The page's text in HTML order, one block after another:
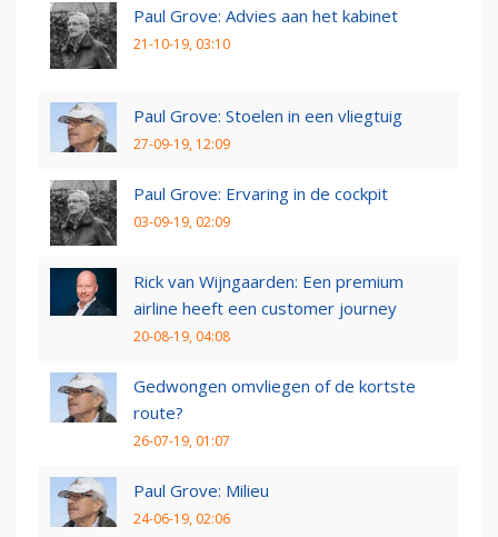
Paul Grove: Advies aan het kabinet
21-10-19, 03:10
Paul Grove: Stoelen in een vliegtuig
27-09-19, 12:09
Paul Grove: Ervaring in de cockpit
03-09-19, 02:09
Rick van Wijngaarden: Een premium
airline heeft een customer journey
20-08-19, 04:08
Gedwongen omvliegen of de kortste
route?
26-07-19, 01:07
Paul Grove: Milieu
24-06-19, 02:06